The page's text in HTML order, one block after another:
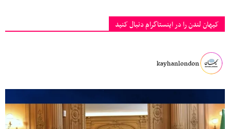
کیهان لندن را در اینستاگرام دنبال کنید
kayhanlondon